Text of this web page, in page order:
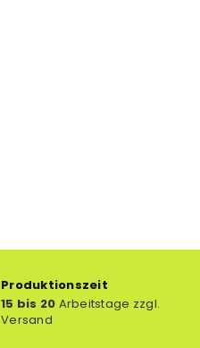
Produktionszeit
15 bis 20 Arbeitstage zzgl.
Versand